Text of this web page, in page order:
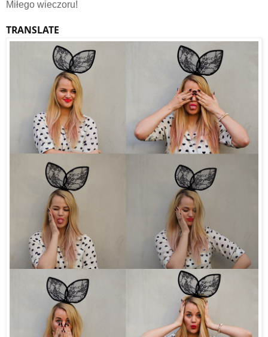
Miłego wieczoru!
TRANSLATE